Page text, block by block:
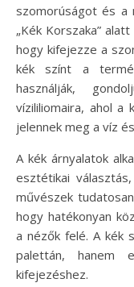
szomorúságot és a
„Kék Korszaka”
hogy kifejezze a
kék színt a
használják,
vízililiomaira, ahol a
jelennek meg a víz
A kék árnyalatok
esztétikai
művészek
hogy hatékonyan
a nézők felé. A kék
palettán, hanem
kifejezéshez.